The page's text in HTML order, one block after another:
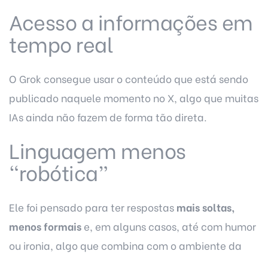
Acesso a informações em
tempo real
O Grok consegue usar o conteúdo que está sendo
publicado naquele momento no X, algo que muitas
IAs ainda não fazem de forma tão direta.
Linguagem menos
“robótica”
Ele foi pensado para ter respostas mais soltas,
menos formais e, em alguns casos, até com humor
ou ironia, algo que combina com o ambiente da